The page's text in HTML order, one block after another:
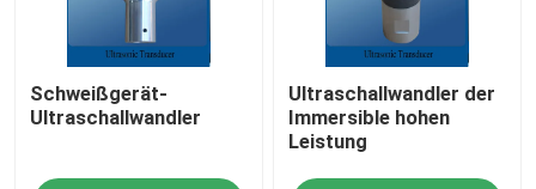
Schweißgerät-
Ultraschallwandler
Ultraschallwandler der
Immersible hohen
Leistung